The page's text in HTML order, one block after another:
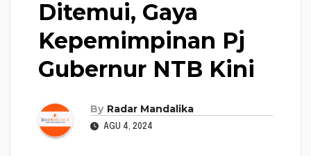
Ditemui, Gaya
Kepemimpinan Pj
Gubernur NTB Kini
By Radar Mandalika
AGU 4, 2024